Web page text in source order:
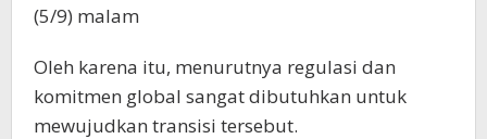
(5/9) malam
Oleh karena itu, menurutnya regulasi dan
komitmen global sangat dibutuhkan untuk
mewujudkan transisi tersebut.